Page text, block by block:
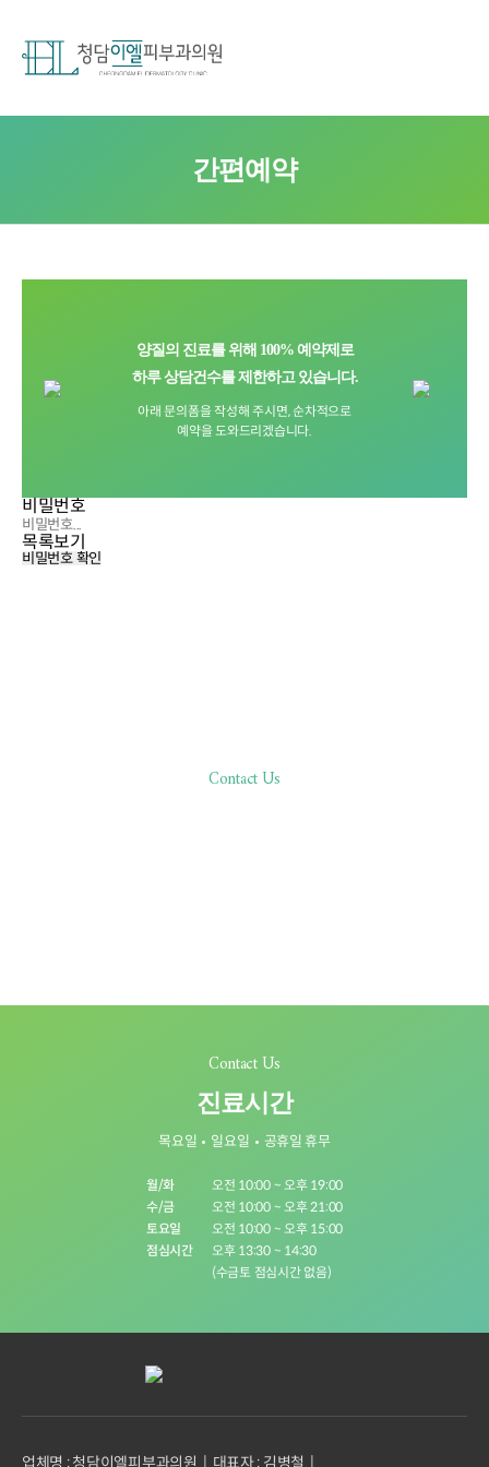
간편예약
양질의 진료를 위해 100% 예약제로
하루 상담건수를 제한하고 있습니다.
아래 문의폼을 작성해 주시면, 순차적으로
예약을 도와드리겠습니다.
비밀번호
목록보기
비밀번호 확인
Contact Us
Contact Us
진료시간
목요일 일요일 공휴일 휴무
월/화
오전 10:00 ~ 오후 19:00
수/금
오전 10:00 ~ 오후 21:00
토요일
오전 10:00 ~ 오후 15:00
점심시간
오후 13:30 ~ 14:30
(수금토 점심시간 없음)
업체명 : 청담이엘피부과의원 대표자 : 김병철